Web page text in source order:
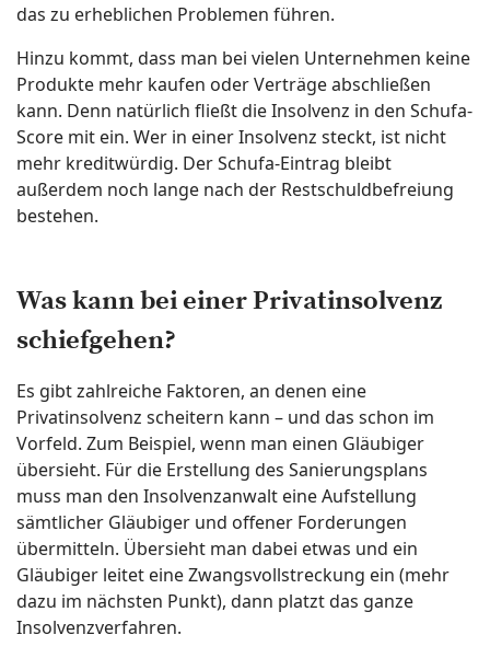
das zu erheblichen Problemen führen.
Hinzu kommt, dass man bei vielen Unternehmen keine
Produkte mehr kaufen oder Verträge abschließen
kann. Denn natürlich fließt die Insolvenz in den Schufa-
Score mit ein. Wer in einer Insolvenz steckt, ist nicht
mehr kreditwürdig. Der Schufa-Eintrag bleibt
außerdem noch lange nach der Restschuldbefreiung
bestehen.
Was kann bei einer Privatinsolvenz
schiefgehen?
Es gibt zahlreiche Faktoren, an denen eine
Privatinsolvenz scheitern kann – und das schon im
Vorfeld. Zum Beispiel, wenn man einen Gläubiger
übersieht. Für die Erstellung des Sanierungsplans
muss man den Insolvenzanwalt eine Aufstellung
sämtlicher Gläubiger und offener Forderungen
übermitteln. Übersieht man dabei etwas und ein
Gläubiger leitet eine Zwangsvollstreckung ein (mehr
dazu im nächsten Punkt), dann platzt das ganze
Insolvenzverfahren.